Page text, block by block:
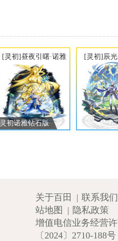
[灵初]昼夜引曙·诺雅
灵初诺雅钻石版
[灵初]辰
关于百田 | 联系我们
站地图
| 隐私政策
增值电信业务经营
〔2024〕2710-188号